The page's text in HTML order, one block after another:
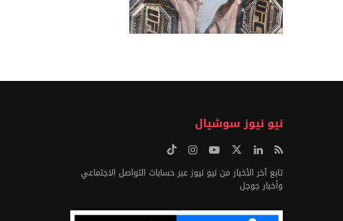
نيو نيوز سوشيال
تابع آخر الأخبار من نيو نيوز عبر حسابات التواصل الاجتماعي
وأخبار جوجل